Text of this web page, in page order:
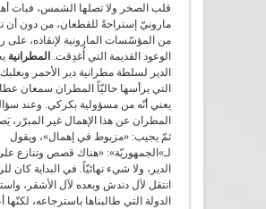
قلب الصخر ولا تصلها الشمس، فبات
مارونيّ إستراحةً للقطعان، من دون أن
من المؤسّسات المارونية لإنقاذه، على
الوعود القديمة التي أُغدِقت. المطرانية
الدير لسلطة مطرانية دير الأحمر وبعلبك
التي يرأسها حاليّاً المطران سمعان
يعني أنّه من مسؤولية بكركي. وعند
المطران عن هذا الإهمال غير المبرّر،
ثمّ يجيب: «مزبوط في إهمال»، ويقول
لـ»الجمهوريّة»: «هناك قصص وتنازع
الدير، ولا شيء نهائيّاً. في البداية كان
انتقل لآل دندش وبعده لآل الأشقر،
الدولة التي طالبناها باسترجاعه، لكنّها